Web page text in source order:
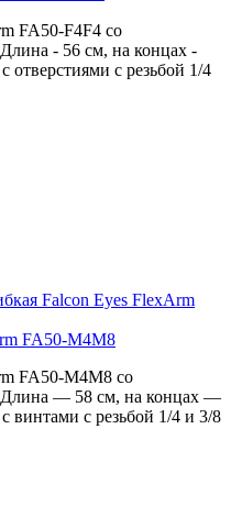
FA50-F4F4 со
- 56 см, на концах -
с резьбой 1/4
FA50-M4M8
FA50-M4M8 со
Длина — 58 см, на концах —
винтами с резьбой 1/4 и 3/8